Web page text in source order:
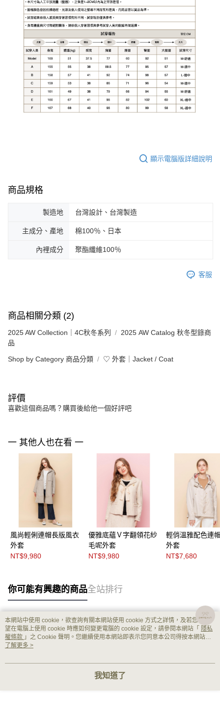
顯示電腦版詳細說明
商品規格
製造地 台灣設計、台灣製造
主成分、產地 棉100％、日本
內裡成分 聚酯纖維100％
客服
商品相關分類 (2)
2025 AW Collection｜4C秋冬系列
2025 AW Catalog 秋冬型錄商
品
Shop by Category 商品分類 ♡ 外套｜Jacket / Coat
評價
喜歡這個商品嗎？購買後給他一個好評吧
一 其他人也在看 一
風尚輕俐連帽長版風衣
外套
NT$9,980
優雅底蘊Ｖ字翻領花紗
毛呢外套
NT$9,980
輕俏溫雅配色連
外套
NT$7,680
你可能有興趣的商品全站排行
熱門標籤
本網站中使用 cookie，欲查詢有關本網站使用 cookie 方式之詳情，及若您不希
望在電腦上使用 cookie 時應如何變更電腦的 cookie 設定，請參閱本網站「 隱私
權條款 」之 Cookie 聲明。您繼續使用本網站即表示您同意本公司得按本網站使
用條款之 Cookie 聲明使用 cookie。
了解更多 >
我知道了